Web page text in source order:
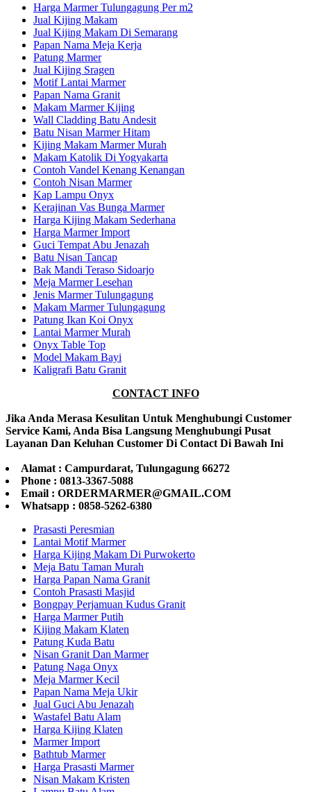
Harga Marmer Tulungagung Per m2
Jual Kijing Makam
Jual Kijing Makam Di Semarang
Papan Nama Meja Kerja
Patung Marmer
Jual Kijing Sragen
Motif Lantai Marmer
Papan Nama Granit
Makam Marmer Kijing
Wall Cladding Batu Andesit
Batu Nisan Marmer Hitam
Kijing Makam Marmer Murah
Makam Katolik Di Yogyakarta
Contoh Vandel Kenang Kenangan
Contoh Nisan Marmer
Kap Lampu Onyx
Kerajinan Vas Bunga Marmer
Harga Kijing Makam Sederhana
Harga Marmer Import
Guci Tempat Abu Jenazah
Batu Nisan Tancap
Bak Mandi Teraso Sidoarjo
Meja Marmer Lesehan
Jenis Marmer Tulungagung
Makam Marmer Tulungagung
Patung Ikan Koi Onyx
Lantai Marmer Murah
Onyx Table Top
Model Makam Bayi
Kaligrafi Batu Granit
CONTACT INFO
Jika Anda Merasa Kesulitan Untuk Menghubungi Customer
Service Kami, Anda Bisa Langsung Menghubungi Pusat
Layanan Dan Keluhan Customer Di Contact Di Bawah Ini
Alamat : Campurdarat, Tulungagung 66272
Phone : 0813-3367-5088
Email : ORDERMARMER@GMAIL.COM
Whatsapp : 0858-5262-6380
Prasasti Peresmian
Lantai Motif Marmer
Harga Kijing Makam Di Purwokerto
Meja Batu Taman Murah
Harga Papan Nama Granit
Contoh Prasasti Masjid
Bongpay Perjamuan Kudus Granit
Harga Marmer Putih
Kijing Makam Klaten
Patung Kuda Batu
Nisan Granit Dan Marmer
Patung Naga Onyx
Meja Marmer Kecil
Papan Nama Meja Ukir
Jual Guci Abu Jenazah
Wastafel Batu Alam
Harga Kijing Klaten
Marmer Import
Bathtub Marmer
Harga Prasasti Marmer
Nisan Makam Kristen